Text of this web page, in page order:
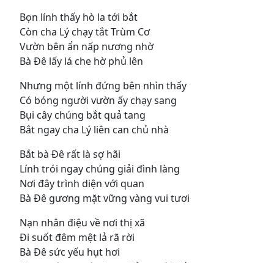
Bọn lính thấy hò la tới bắt
Còn cha Lý chạy tắt Trùm Cơ
Vườn bên ẩn nấp nương nhờ
Bà Ðê lấy lá che hờ phủ lên
Nhưng một lính đứng bên nhìn thấy
Có bóng người vườn ấy chạy sang
Bụi cây chúng bắt quả tang
Bắt ngay cha Lý liên can chủ nhà
Bắt bà Ðê rất là sợ hãi
Lính trói ngay chúng giải đình làng
Nơi đây trình diện với quan
Bà Ðê gương mặt vững vàng vui tươi
Nạn nhân điệu về nơi thị xã
Ði suốt đêm mệt lả rã rời
Bà Ðê sức yếu hụt hơi